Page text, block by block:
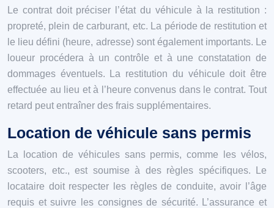
Le contrat doit préciser l’état du véhicule à la restitution :
propreté, plein de carburant, etc. La période de restitution et
le lieu défini (heure, adresse) sont également importants. Le
loueur procédera à un contrôle et à une constatation de
dommages éventuels. La restitution du véhicule doit être
effectuée au lieu et à l’heure convenus dans le contrat. Tout
retard peut entraîner des frais supplémentaires.
Location de véhicule sans permis
La location de véhicules sans permis, comme les vélos,
scooters, etc., est soumise à des règles spécifiques. Le
locataire doit respecter les règles de conduite, avoir l’âge
requis et suivre les consignes de sécurité. L’assurance et